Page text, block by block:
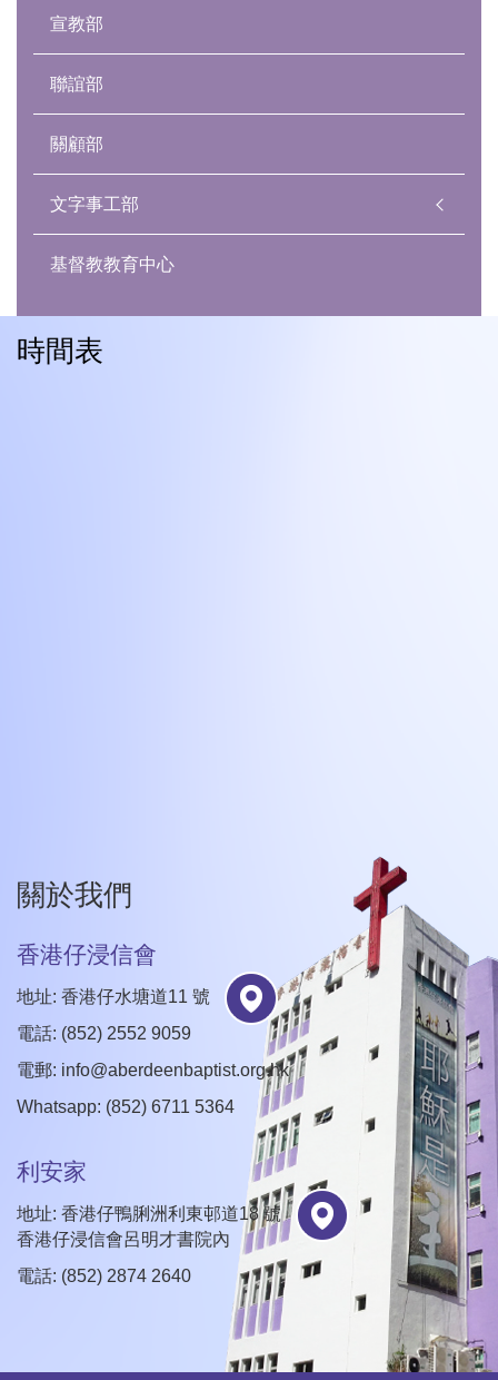
宣教部
聯誼部
關顧部
文字事工部
基督教教育中心
時間表
關於我們
香港仔浸信會
地址: 香港仔水塘道11 號
電話: (852) 2552 9059
電郵: info@aberdeenbaptist.org.hk
Whatsapp: (852) 6711 5364
利安家
地址: 香港仔鴨脷洲利東邨道18 號
香港仔浸信會呂明才書院內
電話: (852) 2874 2640